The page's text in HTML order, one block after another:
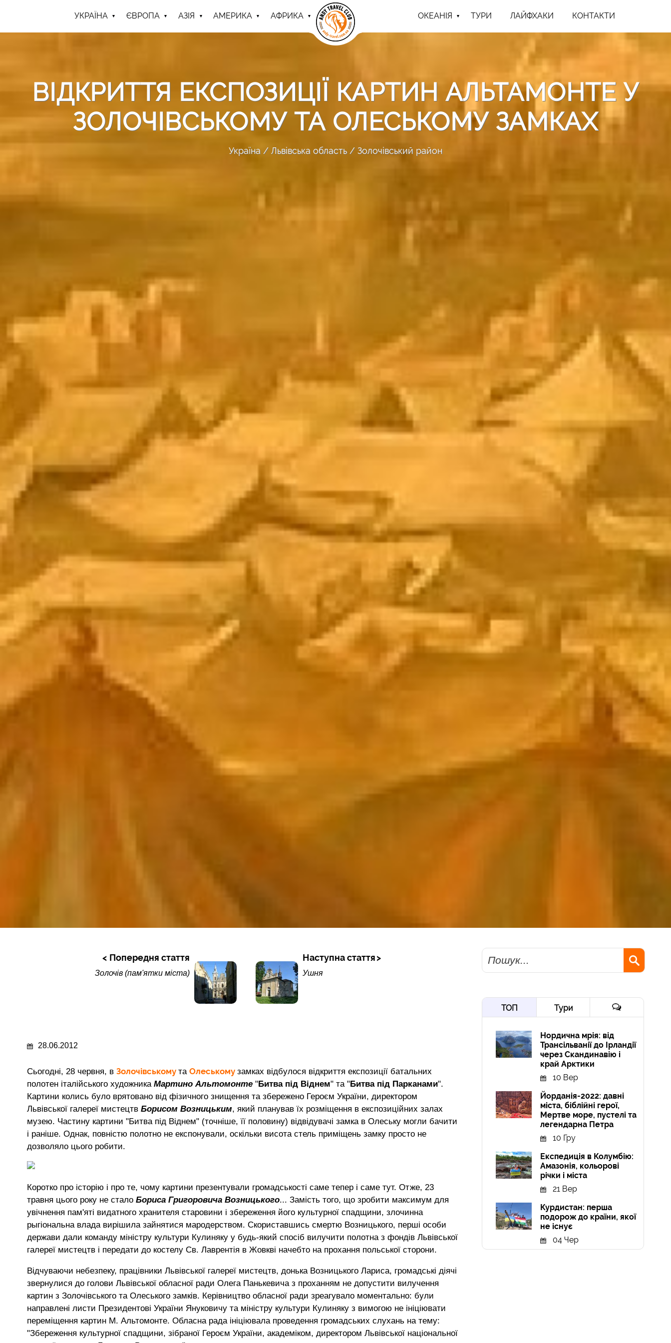
УКРАЇНА ЄВРОПА АЗІЯ АМЕРИКА АФРИКА ОКЕАНІЯ ТУРИ ЛАЙФХАКИ КОНТАКТИ
ВІДКРИТТЯ ЕКСПОЗИЦІЇ КАРТИН АЛЬТАМОНТЕ У
ЗОЛОЧІВСЬКОМУ ТА ОЛЕСЬКОМУ ЗАМКАХ
Україна Львівська область Золочівський район
Попередня стаття
Золочів (пам'ятки міста)
Наступна стаття
Ушня
28.06.2012
Сьогодні, 28 червня, в Золочівському та Олеському замках відбулося відкриття експозиції батальних
полотен італійського художника Мартино Альтомонте "Битва під Віднем" та "Битва під Парканами".
Картини колись було врятовано від фізичного знищення та збережено Героєм України, директором
Львівської галереї мистецтв Борисом Возницьким, який планував їх розміщення в експозиційних залах
музею. Частину картини "Битва під Віднем" (точніше, її половину) відвідувачі замка в Олеську могли бачити
і раніше. Однак, повністю полотно не експонували, оскільки висота стель приміщень замку просто не
дозволяло цього робити.
Коротко про історію і про те, чому картини презентували громадськості саме тепер і саме тут. Отже, 23
травня цього року не стало Бориса Григоровича Возницького... Замість того, що зробити максимум для
увічнення пам'яті видатного хранителя старовини і збереження його культурної спадщини, злочинна
рыгіональна влада вирішила зайнятися мародерством. Скориставшись смертю Возницького, перші особи
держави дали команду міністру культури Кулиняку у будь-який спосіб вилучити полотна з фондів Львівської
галереї мистецтв і передати до костелу Св. Лаврентія в Жовкві начебто на прохання польської сторони.
Відчуваючи небезпеку, працівники Львівської галереї мистецтв, донька Возницького Лариса, громадські діячі
звернулися до голови Львівської обласної ради Олега Панькевича з проханням не допустити вилучення
картин з Золочівського та Олеського замків. Керівництво обласної ради зреагувало моментально: були
направлені листи Президентові України Януковичу та міністру культури Кулиняку з вимогою не ініціювати
переміщення картин М. Альтомонте. Обласна рада ініціювала проведення громадських слухань на тему:
"Збереження культурної спадщини, зібраної Героєм України, академіком, директором Львівської національної
Пошук
ТОП Тури
Нордична мрія: від
Трансільванії до Ірландії
через Скандинавію і
край Арктики
10 Вер
Йорданія-2022: давні
міста, біблійні герої,
Мертве море, пустелі та
легендарна Петра
10 Гру
Експедиція в Колумбію:
Амазонія, кольорові
річки і міста
21 Вер
Курдистан: перша
подорож до країни, якої
не існує
04 Чер